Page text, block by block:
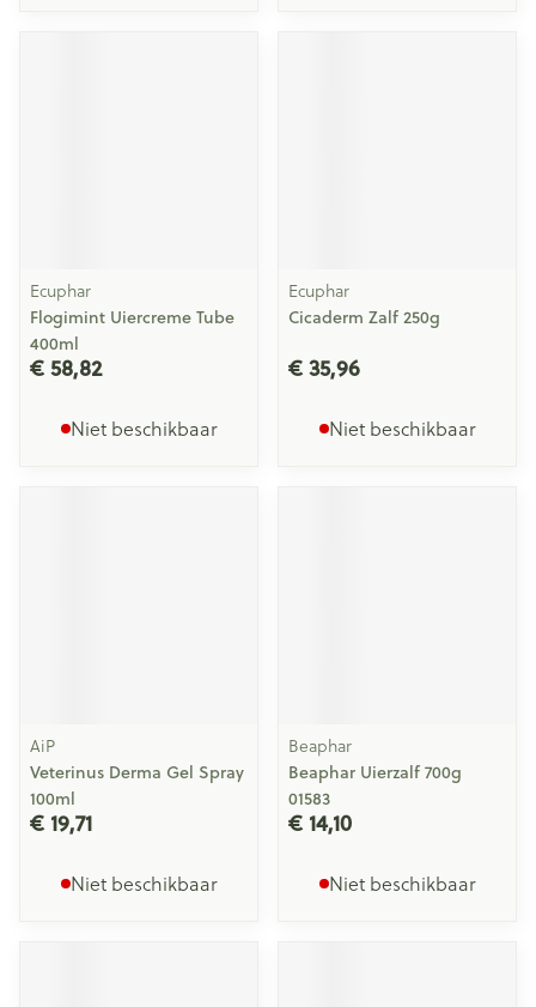
Ecuphar
Flogimint Uiercreme Tube
400ml
€ 58,82
Niet beschikbaar
Ecuphar
Cicaderm Zalf 250g
€ 35,96
Niet beschikbaar
AiP
Veterinus Derma Gel Spray
100ml
€ 19,71
Niet beschikbaar
Beaphar
Beaphar Uierzalf 700g
01583
€ 14,10
Niet beschikbaar